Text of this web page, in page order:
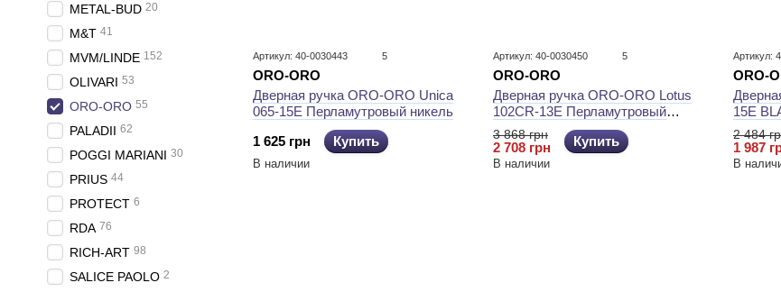
Артикул: 40-0030443 5
ORO-ORO
Дверная ручка ORO-ORO Unica
065-15E Перламутровый никель
1 625 грн
Купить
В наличии
Артикул: 40-0030450 5
ORO-ORO
Дверная ручка ORO-ORO Lotus
102CR-13E Перламутровый
никель/Swarovski
3 868 грн
2 708 грн Купить
В наличии
Артикул:
ORO-
15E
2 484
1 987
В
METAL-BUD 20
M&T 41
MVM/LINDE 152
OLIVARI 53
ORO-ORO 55
PALADII 62
POGGI MARIANI 30
PRIUS 44
PROTECT 6
RDA 76
RICH-ART 98
SALICE PAOLO 2